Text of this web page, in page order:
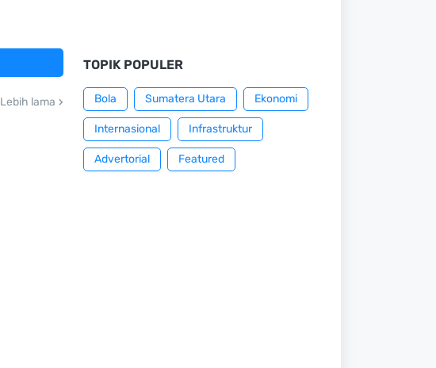
Lebih lama
TOPIK POPULER
Bola Sumatera Utara Ekonomi
Internasional Infrastruktur
Advertorial Featured